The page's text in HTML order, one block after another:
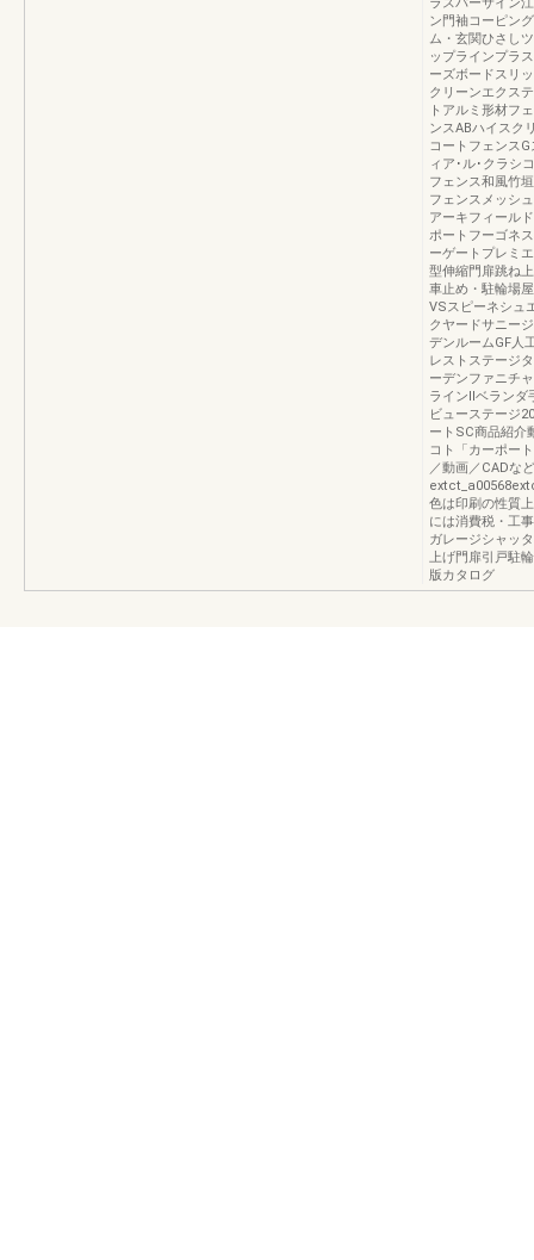
ン門袖コーピン
ム・玄関ひさし
ップラインプラ
ーズボードスリ
クリーンエクス
トアルミ形材フ
ンスABハイスク
コートフェンス
ィア･ル･クラシ
フェンス和風竹
フェンスメッシ
アーキフィール
ポートフーゴネ
ーゲートプレミ
型伸縮門扉跳ね
車止め・駐輪場
VSスピーネシュ
クヤードサニー
デンルームGF人
レストステージ
ーデンファニチ
ラインⅡベラン
ビューステージ
ートSC商品紹介
コト「カーポー
／動画／CADなど
色は印刷の性質
には消費税・工
ガレージシャッ
上げ門扉引戸駐
版カタログ